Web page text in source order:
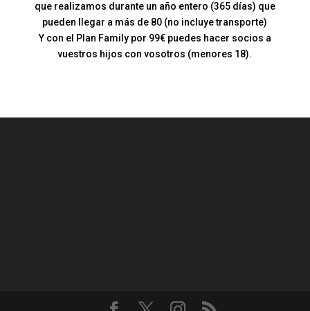
que realizamos durante un año entero (365 días) que
pueden llegar a más de 80 (no incluye transporte)
Y con el Plan Family por 99€ puedes hacer socios a
vuestros hijos con vosotros (menores 18).